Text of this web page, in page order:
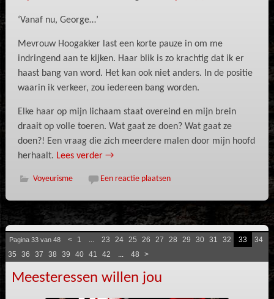
‘Vanaf nu, George…’
Mevrouw Hoogakker last een korte pauze in om me
indringend aan te kijken. Haar blik is zo krachtig dat ik er
haast bang van word. Het kan ook niet anders. In de positie
waarin ik verkeer, zou iedereen bang worden.
Elke haar op mijn lichaam staat overeind en mijn brein
draait op volle toeren. Wat gaat ze doen? Wat gaat ze
doen?! Een vraag die zich meerdere malen door mijn hoofd
herhaalt. Lees verder →
Voyeurisme Een reactie plaatsen
Pagina 33 van 48 < 1 ... 23 24 25 26 27 28 29 30 31 32 33
34
35
36 37 38 39 40 41 42 ... 48 >
Meesteressen willen jou